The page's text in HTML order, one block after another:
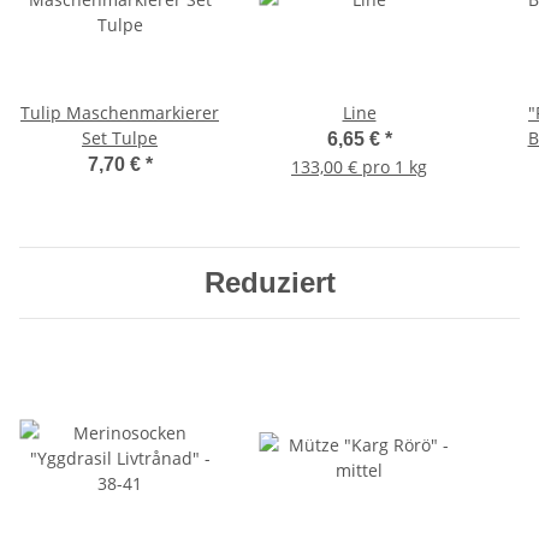
Tulip Maschenmarkierer
Set Tulpe
7,70 € *
Line
6,65 € *
133,00 € pro 1 kg
Reduziert